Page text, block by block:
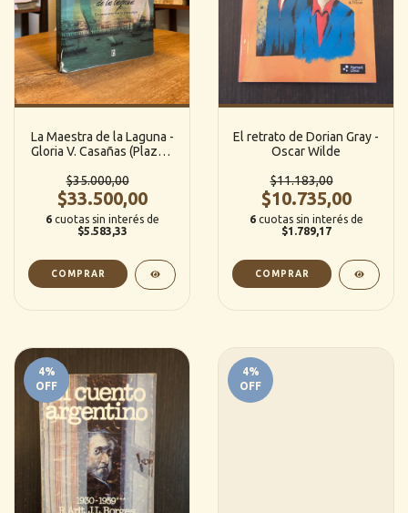
La Maestra de la Laguna -
Gloria V. Casañas (Plaza y
$35.000,00
$33.500,00
6 cuotas sin interés de
$5.583,33
El retrato de Dorian Gray -
Oscar Wilde
$11.183,00
$10.735,00
6 cuotas sin interés de
$1.789,17
4%
OFF
4%
OFF